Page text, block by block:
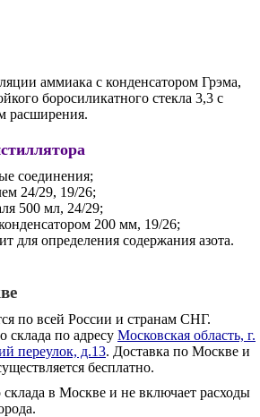
аммиака с конденсатором Грэма,
боросиликатного стекла 3,3 с
расширения.
соединения;
24/29, 19/26;
500 мл, 24/29;
200 мм, 19/26;
для определения содержания азота.
по всей России и странам СНГ.
склада по адресу Московская область, г.
переулок, д.13. Доставка по Москве и
бесплатно.
склада в Москве и не включает расходы